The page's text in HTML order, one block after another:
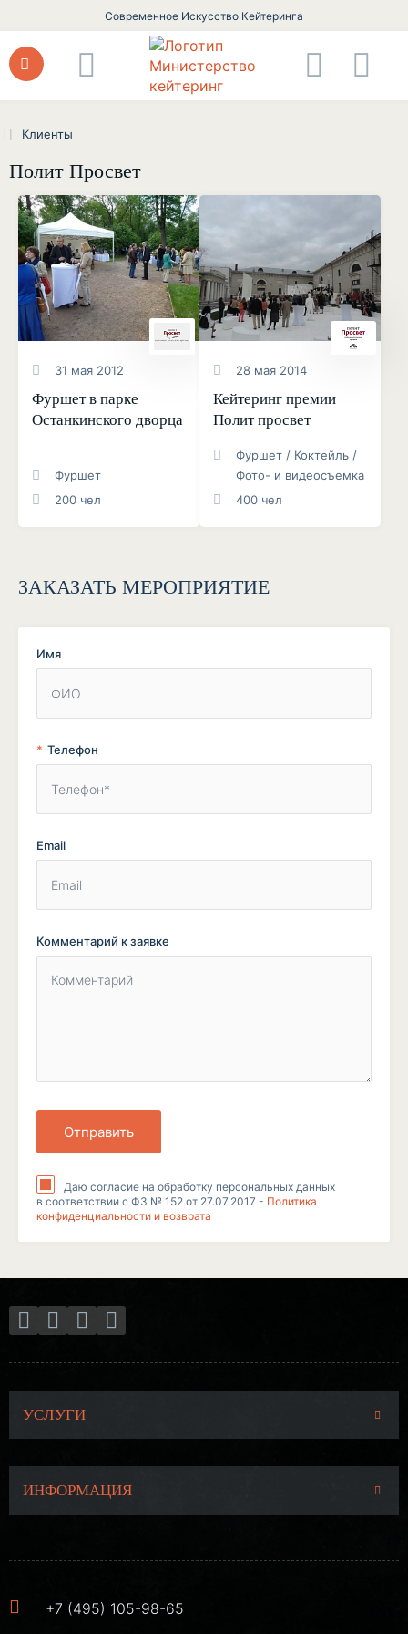
Современное Искусство Кейтеринга
Клиенты
Полит Просвет
31 мая 2012
Фуршет в парке
Останкинского дворца
Фуршет
200 чел
28 мая 2014
Кейтеринг премии
Полит просвет
Фуршет / Коктейль /
Фото- и видеосъемка
400 чел
ЗАКАЗАТЬ МЕРОПРИЯТИЕ
Имя
Телефон
Email
Комментарий к заявке
Отправить
Даю согласие на обработку персональных данных
в соответствии с ФЗ № 152 от 27.07.2017 - Политика
конфиденциальности и возврата
УСЛУГИ
ИНФОРМАЦИЯ
+7 (495) 105-98-65